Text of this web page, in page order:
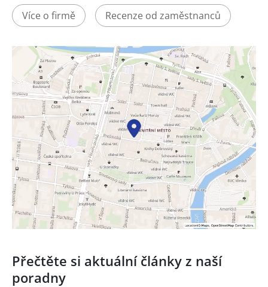
Více o firmě Recenze od zaměstnanců
Přečtěte si aktuální články z naší
poradny